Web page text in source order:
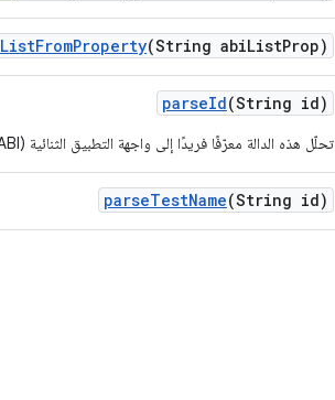
ListFromProperty(String abiListProp)
parseId(String id)
تحلّل هذه الدالة معرّفًا فريدًا إلى واجهة التطبيق الثنائية (ABI) والاسم.
parseTestName(String id)